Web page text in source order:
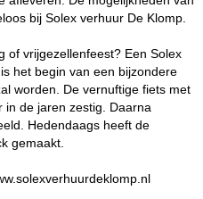
bij Solex verhuur De Klomp.
of vrijgezellenfeest? Een Solex
het begin van een bijzondere
worden. De vernuftige fiets met
in de jaren zestig. Daarna
Hedendaags heeft de
gemaakt.